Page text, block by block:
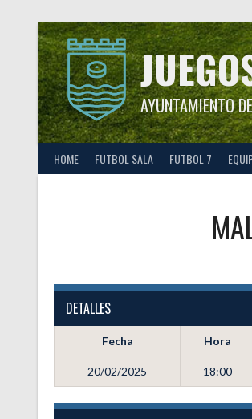
contenido
AYUNTAMIENTO
HOME FUTBOL SALA FUTBOL 7
DETALLES
Fecha Hora
20/02/2025 18:00